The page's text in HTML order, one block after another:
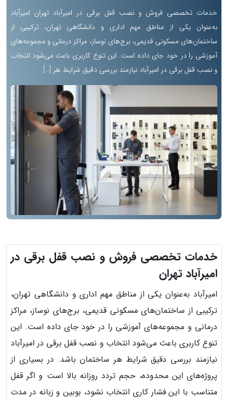
خدمات تخصصی فروش و نصب قفل برقی در امیرآباد تهران امیرآباد
به‌عنوان یکی از مناطق مهم اداری و دانشگاهی تهران، ترکیبی از
ساختمان‌های مسکونی قدیمی، برج‌های نوساز، مراکز درمانی و مجموعه‌های
آموزشی را در خود جای داده است. این تنوع کاربری باعث می‌شود انتخاب
و نصب قفل برقی در امیرآباد نیازمند بررسی دقیق شرایط هر […]
خدمات تخصصی فروش و نصب قفل برقی در
امیرآباد تهران
امیرآباد به‌عنوان یکی از مناطق مهم اداری و دانشگاهی تهران،
ترکیبی از ساختمان‌های مسکونی قدیمی، برج‌های نوساز، مراکز
درمانی و مجموعه‌های آموزشی را در خود جای داده است. این
تنوع کاربری باعث می‌شود انتخاب و نصب قفل برقی در امیرآباد
نیازمند بررسی دقیق شرایط هر ساختمان باشد. در بسیاری از
پروژه‌های این محدوده، حجم تردد روزانه بالا است و اگر قفل
متناسب با این فشار کاری انتخاب نشود، بوبین و زبانه در مدت